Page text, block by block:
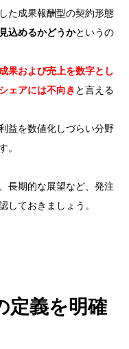
た成果報酬型の契約形態
込めるかどうかというの
成果および売上を数字とし
ェアには不向き と言える
益を数値化しづらい分野
。
長期的な展望など、発注
しておきましょう。
定義を明確